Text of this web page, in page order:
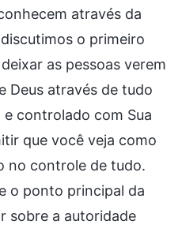
através da
o primeiro
as pessoas verem
Deus através de tudo
controlado com Sua
que você veja como
no controle de tudo.
o ponto principal da
sobre a autoridade